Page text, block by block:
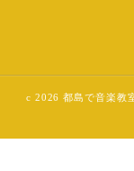
c 2026 都島で音楽教